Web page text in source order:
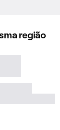
região